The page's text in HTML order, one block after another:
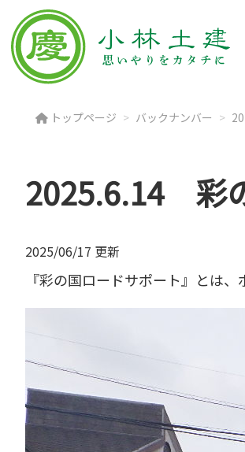
トップページ バックナンバー
2025.6.14 彩
2025/06/17 更新
『彩の国ロードサポート』とは